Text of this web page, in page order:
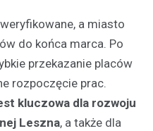
a miasto
do końca marca. Po
przekazanie placów
rozpoczęcie prac.
kluczowa dla rozwoju
Leszna, a także dla